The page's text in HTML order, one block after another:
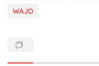
WAJO